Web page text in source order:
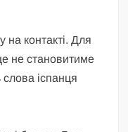
контакті. Для
не становитиме
іспанця